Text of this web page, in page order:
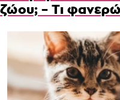
ζώου; – Τι